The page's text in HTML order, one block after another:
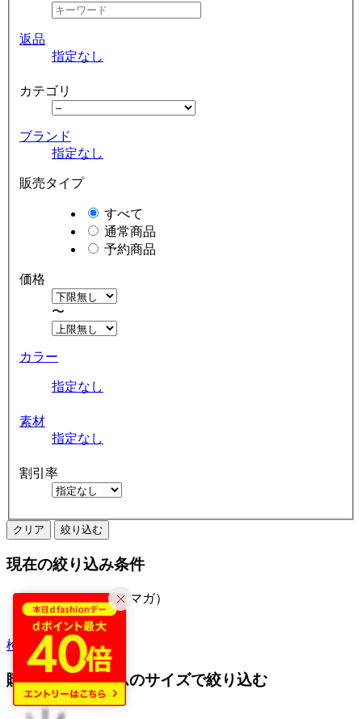
返品
指定なし
カテゴリ
ブランド
指定なし
販売タイプ
すべて
通常商品
予約商品
価格
〜
カラー
指定なし
素材
指定なし
割引率
クリア 絞り込む
現在の絞り込み条件
オンワード（マガ）
バッグ
検索履歴から探す
購入済みアイテムのサイズで絞り込む